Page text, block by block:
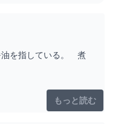
を指している。 煮
もっと読む